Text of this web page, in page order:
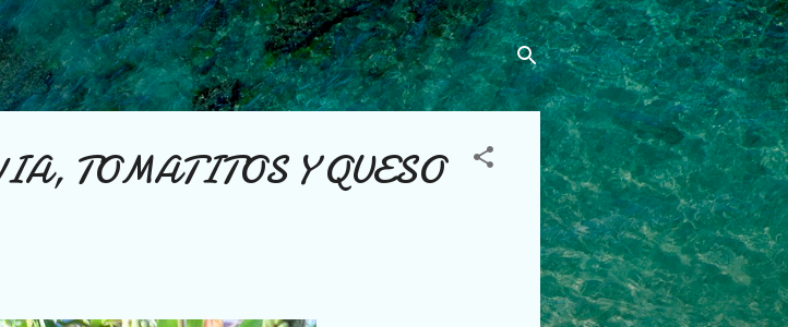
principal
TOMATITOS Y QUESO